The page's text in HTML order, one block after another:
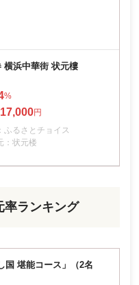
横浜中華街 状元樓
17,000
ふるさとチョイス
：状元楼
ランキング
国 堪能コース」（2名